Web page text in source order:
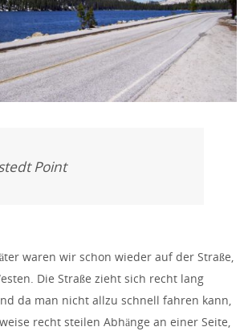
Point
waren wir schon wieder auf der Straße,
Die Straße zieht sich recht lang
da man nicht allzu schnell fahren kann,
recht steilen Abhänge an einer Seite,